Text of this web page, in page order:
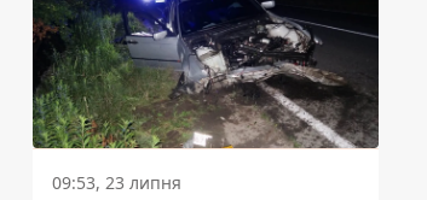
09:53, 23 липня